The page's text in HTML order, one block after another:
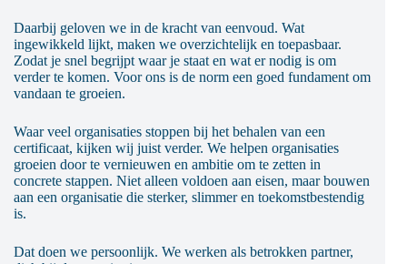
Daarbij geloven we in de kracht van eenvoud. Wat
ingewikkeld lijkt, maken we overzichtelijk en toepasbaar.
Zodat je snel begrijpt waar je staat en wat er nodig is om
verder te komen. Voor ons is de norm een goed fundament om
vandaan te groeien.
Waar veel organisaties stoppen bij het behalen van een
certificaat, kijken wij juist verder. We helpen organisaties
groeien door te vernieuwen en ambitie om te zetten in
concrete stappen. Niet alleen voldoen aan eisen, maar bouwen
aan een organisatie die sterker, slimmer en toekomstbestendig
is.
Dat doen we persoonlijk. We werken als betrokken partner,